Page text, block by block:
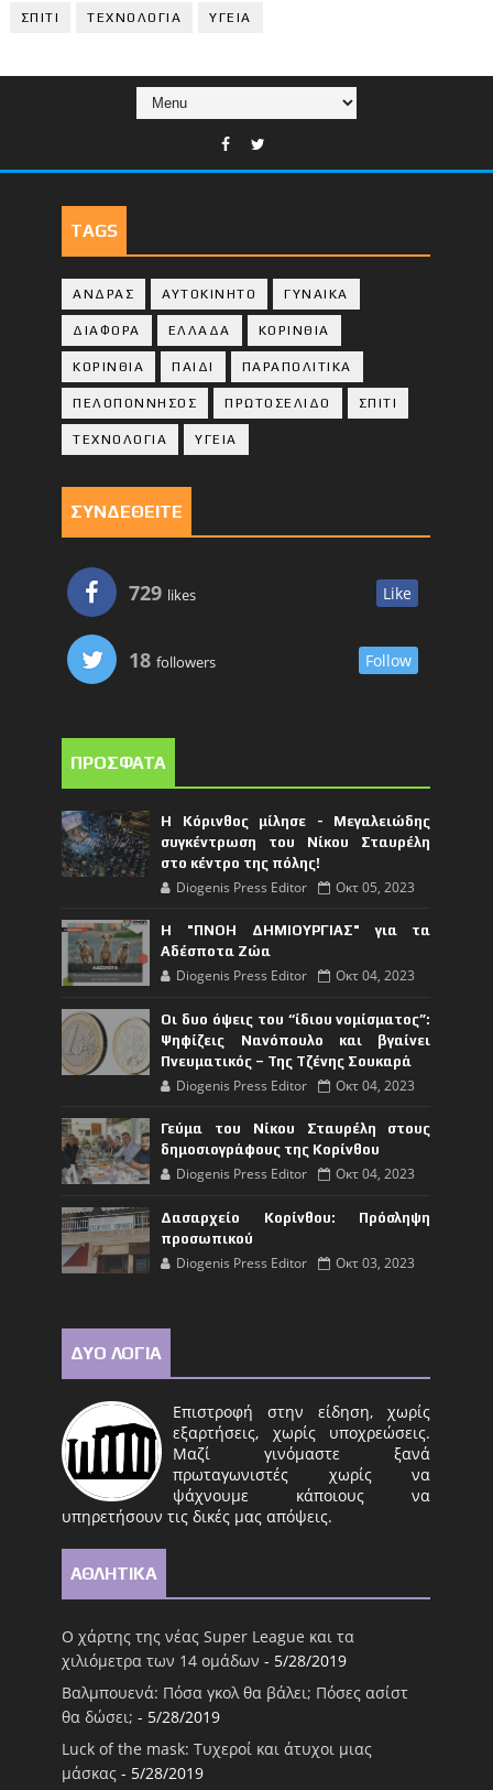
ΣΠΙΤΙ ΤΕΧΝΟΛΟΓΙΑ ΥΓΕΙΑ
TAGS
ΑΝΔΡΑΣ ΑΥΤΟΚΙΝΗΤΟ ΓΥΝΑΙΚΑ
ΔΙΑΦΟΡΑ ΕΛΛΑΔΑ ΚΟΡΙΝΘΙΑ
ΚΟΡΙΝΘΙA ΠΑΙΔΙ ΠΑΡΑΠΟΛΙΤΙΚΑ
ΠΕΛΟΠΟΝΝΗΣΟΣ ΠΡΩΤΟΣΕΛΙΔΟ ΣΠΙΤΙ
ΤΕΧΝΟΛΟΓΙΑ ΥΓΕΙΑ
ΣΥΝΔΕΘΕΙΤΕ
729 likes Like
18 followers Follow
ΠΡΟΣΦΑΤΑ
Η Κόρινθος μίλησε - Μεγαλειώδης
συγκέντρωση του Νίκου Σταυρέλη
στο κέντρο της πόλης!
Diogenis Press Editor Οκτ 05, 2023
Η "ΠΝΟΗ ΔΗΜΙΟΥΡΓΙΑΣ" για τα
Αδέσποτα Ζώα
Diogenis Press Editor Οκτ 04, 2023
Οι δυο όψεις του “ίδιου νομίσματος”:
Ψηφίζεις Νανόπουλο και βγαίνει
Πνευματικός – Της Τζένης Σουκαρά
Diogenis Press Editor Οκτ 04, 2023
Γεύμα του Νίκου Σταυρέλη στους
δημοσιογράφους της Κορίνθου
Diogenis Press Editor Οκτ 04, 2023
Δασαρχείο Κορίνθου: Πρόσληψη
προσωπικού
Diogenis Press Editor Οκτ 03, 2023
ΔΥΟ ΛΟΓΙΑ
Επιστροφή στην είδηση, χωρίς
εξαρτήσεις, χωρίς υποχρεώσεις.
Μαζί γινόμαστε ξανά
πρωταγωνιστές χωρίς να
ψάχνουμε κάποιους να
υπηρετήσουν τις δικές μας απόψεις.
ΑΘΛΗΤΙΚΑ
Ο χάρτης της νέας Super League και τα
χιλιόμετρα των 14 ομάδων - 5/28/2019
Βαλμπουενά: Πόσα γκολ θα βάλει; Πόσες ασίστ
θα δώσει; - 5/28/2019
Luck of the mask: Τυχεροί και άτυχοι μιας
μάσκας - 5/28/2019